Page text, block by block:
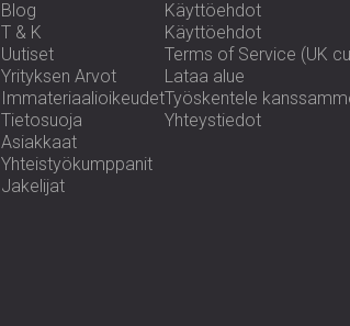
Viilulla päällystetyt puusälepaneelit
suorituskykyä kestävässä muotoilussa.
lämmöllä, tarkkuudella ja kestävällä
Blog
T & K
Uutiset
Yrityksen Arvot
Immateriaalioikeudet
Tietosuoja
Asiakkaat
Yhteistyökumppanit
Jakelijat
Käyttöehdot
Käyttöehdot
Terms of Service (UK
Lataa alue
Työskentele
Yhteystiedot